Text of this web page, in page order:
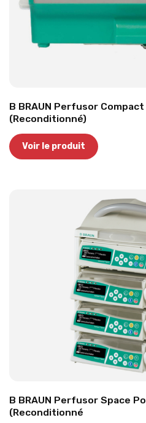
B BRAUN Perfusor
(Reconditionné)
Voir le produit
B BRAUN Perfusor Space
(Reconditionné